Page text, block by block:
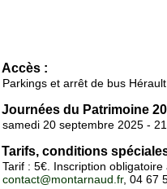
Accès :
Parkings et arrêt de bus
Journées du Patrimoine
samedi 20 septembre 2025 -
Tarifs, conditions
Tarif : 5€. Inscription
contact@montarnaud.fr, 04 67